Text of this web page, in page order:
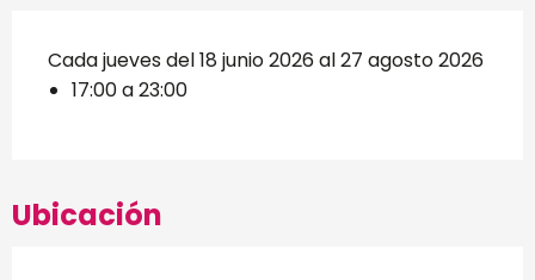
Cada jueves del 18 junio 2026 al 27 agosto 2026
17:00 a 23:00
Ubicación